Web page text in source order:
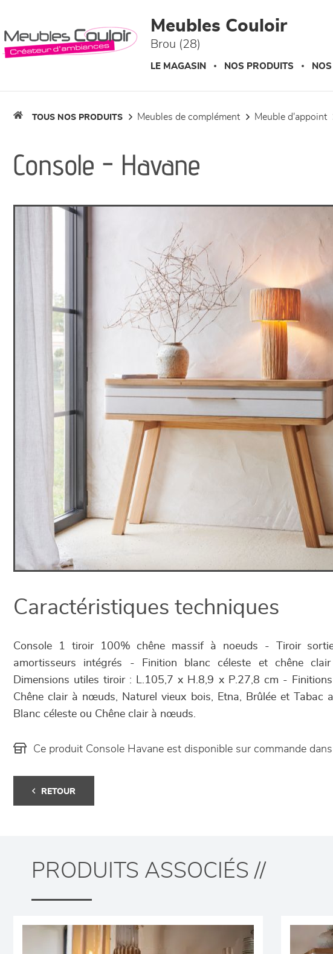
Meubles Couloir
Brou (28)
LE MAGASIN NOS PRODUITS
TOUS NOS PRODUITS meubles de complément meuble d'appoint
Console - Havane
Caractéristiques techniques
Console 1 tiroir 100% chêne massif à noeuds - Tiroir
amortisseurs intégrés - Finition blanc céleste et chêne
Dimensions utiles tiroir : L.105,7 x H.8,9 x P.27,8 cm -
Chêne clair à nœuds, Naturel vieux bois, Etna, Brûlée et Tabac
Blanc céleste ou Chêne clair à nœuds.
Ce produit Console Havane est disponible sur commande
RETOUR
PRODUITS ASSOCIÉS //